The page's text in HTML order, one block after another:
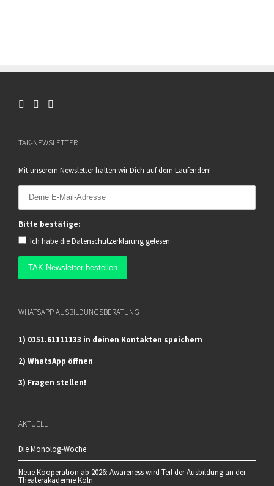
TAK-NEWSLETTER
Mit unserem Newsletter halten wir Dich auf dem Laufenden!
Bitte bestätige:
Ich habe dieDatenschutzerklärung gelesen
WHATSAPP AUSBILDUNGSBERATUNG
1) 0151.61111133 in deinen Kontakten speichern
2) WhatsApp öffnen
3) Fragen stellen!
AKTUELL
Die Monolog-Woche
Neue Kooperation ab 2026: Awareness wird Teil der Ausbildung an der
Theaterakademie Köln